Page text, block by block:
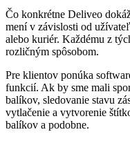
Čo konkrétne Deliveo
mení v závislosti od
alebo kuriér. Každému z
rozličným spôsobom.
Pre klientov ponúka
funkcií. Ak by sme mali
balíkov, sledovanie stavu
vytlačenie a vytvorenie
balíkov a podobne.